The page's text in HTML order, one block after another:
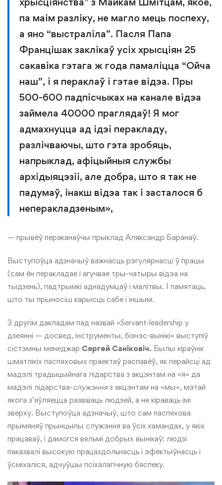
па маім разліку, не магло мець поспеху,
а яно “выстраліла”. Пасля Папа
Францішак заклікаў усіх хрысціян 25
сакавіка гэтага ж года памаліцца “Ойча
наш”, і я пераклаў і гэтае відэа. Пры
500-600 падпісчыках на канале відэа
займела 40000 праглядаў! Я мог
адмахнуцца ад ідэі перакладу,
разлічваючы, што гэта зробяць,
напрыклад, афіцыйныя службы
архідыяцэзіі, але добра, што я так не
падумаў, інакш відэа так і засталося б
неперакладзеным»,
— прывёў пераканаўчы прыклад Аляксандр Баранаў.
Выступоўца адзначыў важнасць рэгулярнасці ў працы
(сам ён перакладае і агучвае тры-чатыры відэа на
тыдзень), падтрымкі аднадумцаў і малітвы. І памятаць,
што ты прыносіш карысць сабе і іншым.
З другім дакладам пад назвай «Servant-leadership у
дзеянні — досвед, інструменты, бізнэс-вынікі» выступіў
сістэмны менеджар Сяргей Саніковіч. Былы кіраўнік
шматлікіх паспяховых праектаў распавёў, як перайсці ад
мадэлі традыцыйнага лідарства з акцэнтам на «я» да
мадэлі лідарства-служэнняз акцэнтам на «мы», мэтай
якога з’яўляецца развіваць людзей, а не кіраваць імі
зверху. Выступоўца адзначыў, што сам паспяхова
прымяняў прынцыпы служэння ва ўсіх камандах, у якіх
працаваў, і дамогся вельмі добрых вынікаў: людзі
паказвалі высокую працаздольнасць і эфектыўнасць і
ўсміхаліся, адчуўшы псіхалагічную бяспеку.